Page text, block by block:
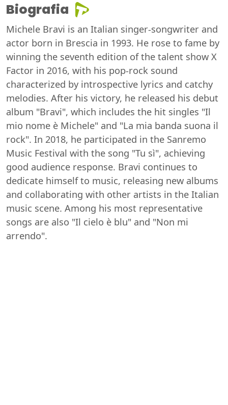
Biografia
Michele Bravi is an Italian singer-songwriter and
actor born in Brescia in 1993. He rose to fame by
winning the seventh edition of the talent show X
Factor in 2016, with his pop-rock sound
characterized by introspective lyrics and catchy
melodies. After his victory, he released his debut
album "Bravi", which includes the hit singles "Il
mio nome è Michele" and "La mia banda suona il
rock". In 2018, he participated in the Sanremo
Music Festival with the song "Tu sì", achieving
good audience response. Bravi continues to
dedicate himself to music, releasing new albums
and collaborating with other artists in the Italian
music scene. Among his most representative
songs are also "Il cielo è blu" and "Non mi
arrendo".